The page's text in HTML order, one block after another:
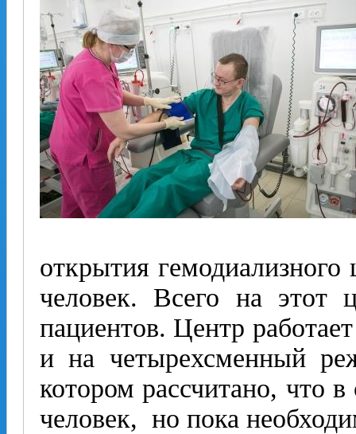
открытия
человек. Всего на этот
пациентов. Центр
и на четырехсменный
котором рассчитано, что
человек, но пока